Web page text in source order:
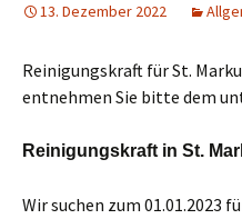
13. Dezember 2022
Reinigungskraft für St.
entnehmen Sie bitte dem
Reinigungskraft in St.
Wir suchen zum 01.01.2023